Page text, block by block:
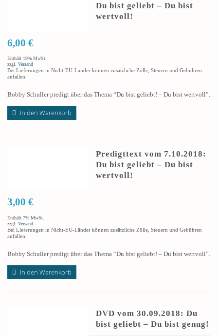
Du bist geliebt – Du bist
wertvoll!
6,00 €
Enthält 19% MwSt.
zzgl. Versand
Bei Lieferungen in Nicht-EU-Länder können zusätzliche Zölle, Steuern und Gebühren
anfallen.
Bobby Schuller predigt über das Thema “Du bist geliebt! – Du bist wertvoll”.
In den Warenkorb
Predigttext vom 7.10.2018:
Du bist geliebt – Du bist
wertvoll!
3,00 €
Enthält 7% MwSt.
zzgl. Versand
Bei Lieferungen in Nicht-EU-Länder können zusätzliche Zölle, Steuern und Gebühren
anfallen.
Bobby Schuller predigt über das Thema “Du bist geliebt! – Du bist wertvoll”.
In den Warenkorb
DVD vom 30.09.2018: Du
bist geliebt – Du bist genug!